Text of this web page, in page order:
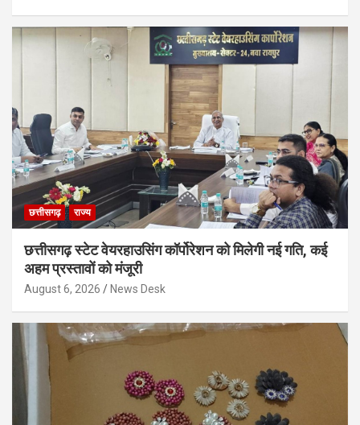
छत्तीसगढ़ राज्य
छत्तीसगढ़ स्टेट वेयरहाउसिंग कॉर्पोरेशन को मिलेगी नई गति, कई
अहम प्रस्तावों को मंजूरी
August 6, 2026 News Desk